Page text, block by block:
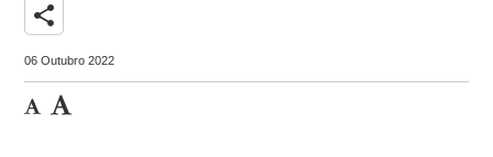
share
06 Outubro 2022